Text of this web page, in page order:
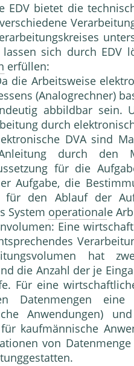
EDV bietet die
sich durch EDV
erfüllen:
die Arbeitsweise
(Analogrechner)
abbildbar sein.
durch
DVA sind
durch den
für die
Aufgabe, die
für den Ablauf der
System operationale
Eine
hat
die Anzahl der je
Für eine
Datenmengen
Anwendungen)
kaufmännische
von